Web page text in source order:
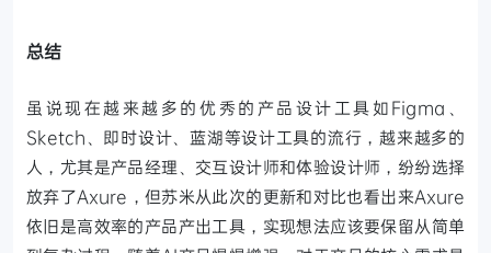
总结
虽说现在越来越多的优秀的产品设计工具如Figma、
Sketch、即时设计、蓝湖等设计工具的流行，越来越多的
人，尤其是产品经理、交互设计师和体验设计师，纷纷选择
放弃了Axure，但苏米从此次的更新和对比也看出来Axure
依旧是高效率的产品产出工具，实现想法应该要保留从简单